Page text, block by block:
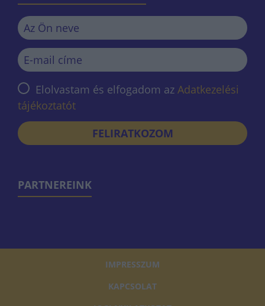
Elolvastam és elfogadom az Adatkezelési
tájékoztatót
FELIRATKOZOM
PARTNEREINK
IMPRESSZUM
KAPCSOLAT